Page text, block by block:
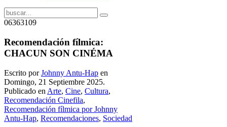
06363109
Recomendación fílmica:
CHACUN SON CINÉMA
Escrito porJohnny Antu-Hap en
Domingo, 21 Septiembre 2025.
Publicado en Arte, Cine, Cultura,
Recomendación Cinefila,
Recomendación fílmica por Johnny
Antu-Hap, Recomendaciones, Sociedad